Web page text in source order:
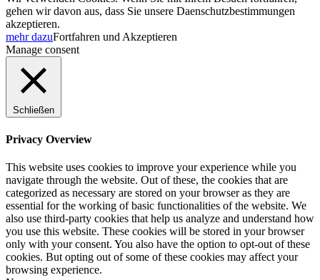
gehen wir davon aus, dass Sie unsere Daenschutzbestimmungen
akzeptieren.
mehr dazuFortfahren und Akzeptieren
Manage consent
Schließen
Privacy Overview
This website uses cookies to improve your experience while you
navigate through the website. Out of these, the cookies that are
categorized as necessary are stored on your browser as they are
essential for the working of basic functionalities of the website. We
also use third-party cookies that help us analyze and understand how
you use this website. These cookies will be stored in your browser
only with your consent. You also have the option to opt-out of these
cookies. But opting out of some of these cookies may affect your
browsing experience.